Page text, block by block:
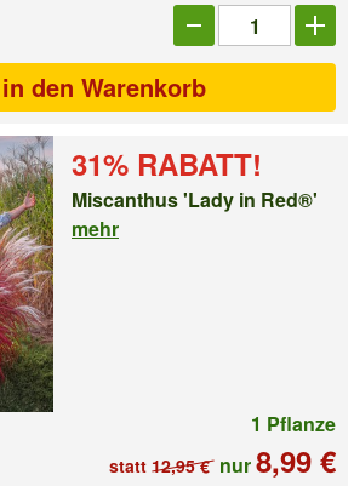
Anzahl_1009635
in den Warenkorb
31% RABATT!
Miscanthus 'Lady in Red®'
mehr
1 Pflanze
statt 12,95 € nur8,99 €